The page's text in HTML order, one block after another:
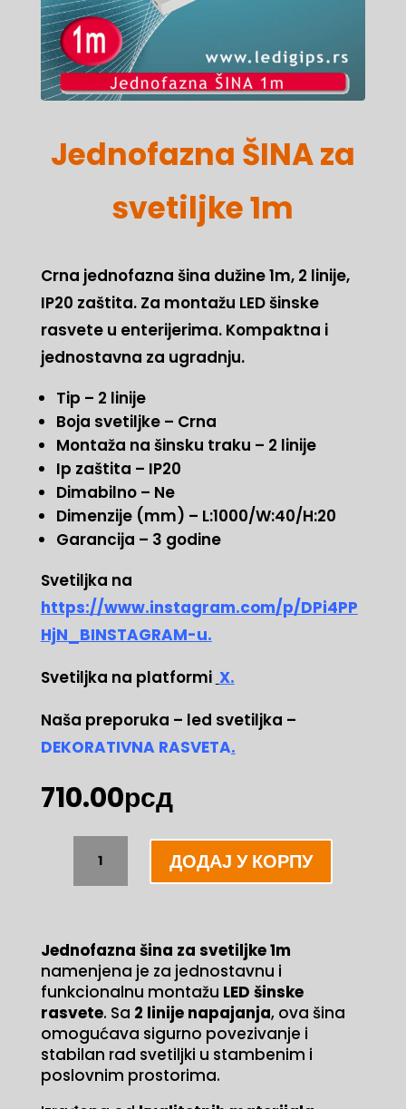
Jednofazna ŠINA za
svetiljke 1m
Crna jednofazna šina dužine 1m, 2 linije,
IP20 zaštita. Za montažu LED šinske
rasvete u enterijerima. Kompaktna i
jednostavna za ugradnju.
Tip – 2 linije
Boja svetiljke – Crna
Montaža na šinsku traku – 2 linije
Ip zaštita – IP20
Dimabilno – Ne
Dimenzije (mm) – L:1000/W:40/H:20
Garancija – 3 godine
Svetiljka na
https://www.instagram.com/p/DPi4PP
HjN_BINSTAGRAM-u.
Svetiljka na platformi X.
Naša preporuka – led svetiljka –
DEKORATIVNA RASVETA.
710.00рсд
ŠINA
za
количина
ДОДАЈ У КОРПУ
Jednofazna šina za svetiljke 1m
namenjena je za jednostavnu i
funkcionalnu montažu LED šinske
rasvete. Sa 2 linije napajanja, ova šina
omogućava sigurno povezivanje i
stabilan rad svetiljki u stambenim i
poslovnim prostorima.